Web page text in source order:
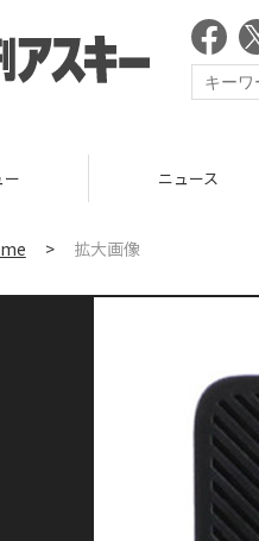
ー ニュース
> 拡大画像